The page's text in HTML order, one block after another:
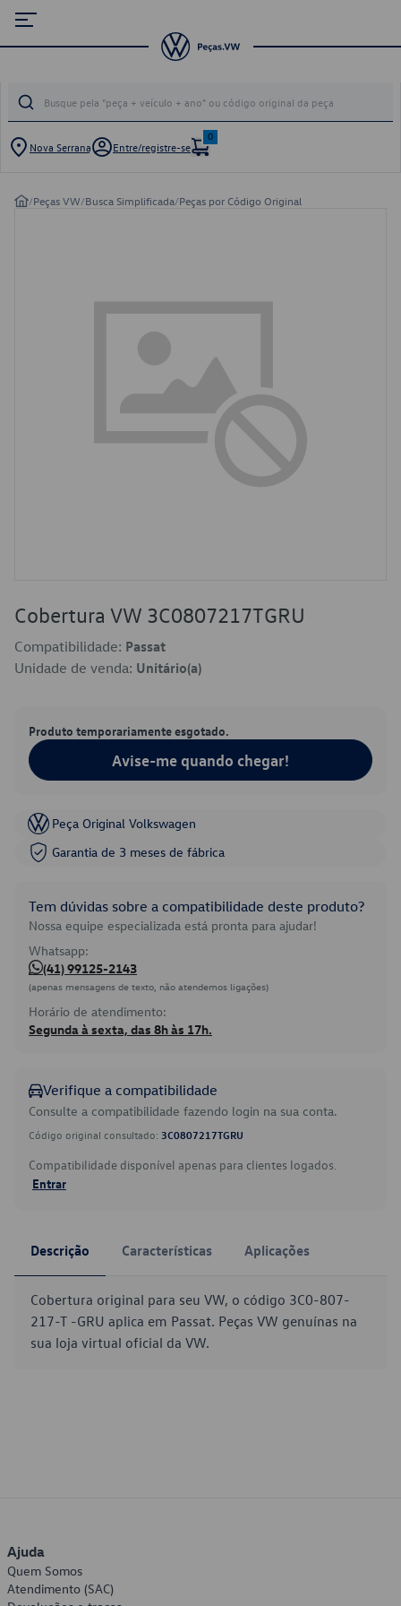
Nova Serrana Entre/registre-se
0
/Peças VW/Busca Simplificada/Peças por Código Original
Cobertura VW 3C0807217TGRU
Compatibilidade: Passat
Unidade de venda: Unitário(a)
Produto temporariamente esgotado.
Avise-me quando chegar!
Peça Original Volkswagen
Garantia de 3 meses de fábrica
Tem dúvidas sobre a compatibilidade deste produto?
Nossa equipe especializada está pronta para ajudar!
Whatsapp:
(41) 99125-2143
(apenas mensagens de texto, não atendemos ligações)
Horário de atendimento:
Segunda à sexta, das 8h às 17h.
Verifique a compatibilidade
Consulte a compatibilidade fazendo login na sua conta.
Código original consultado: 3C0807217TGRU
Compatibilidade disponível apenas para clientes logados.
Entrar
Descrição Características Aplicações
Cobertura original para seu VW, o código 3C0-807-
217-T -GRU aplica em Passat. Peças VW genuínas na
sua loja virtual oficial da VW.
Ajuda
Quem Somos
Atendimento (SAC)